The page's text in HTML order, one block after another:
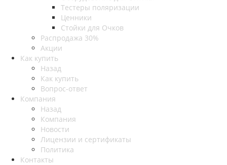
Тестеры поляризации
Ценники
Стойки для Очков
Распродажа 30%
Акции
Как купить
Назад
Как купить
Вопрос-ответ
Компания
Назад
Компания
Новости
Лицензии и сертификаты
Политика
Контакты